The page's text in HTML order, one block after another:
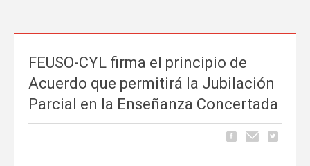
FEUSO-CYL firma el principio de
Acuerdo que permitirá la Jubilación
Parcial en la Enseñanza Concertada